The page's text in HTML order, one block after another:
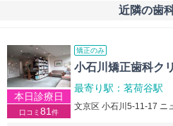
近隣の歯
本日診療日
口コミ 81 件
矯正のみ
小石川矯正歯科ク
最寄り駅：茗荷谷駅
文京区 小石川5-11-17 ニ